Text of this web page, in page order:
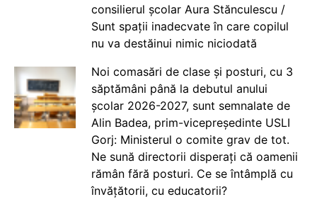
consilierul școlar Aura Stănculescu /
Sunt spații inadecvate în care copilul
nu va destăinui nimic niciodată
Noi comasări de clase și posturi, cu 3
săptămâni până la debutul anului
școlar 2026-2027, sunt semnalate de
Alin Badea, prim-vicepreședinte USLI
Gorj: Ministerul o comite grav de tot.
Ne sună directorii disperați că oamenii
rămân fără posturi. Ce se întâmplă cu
învățătorii, cu educatorii?